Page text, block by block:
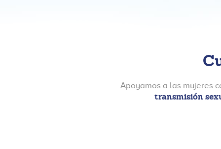
Apoyamos a las mujeres
transmisión